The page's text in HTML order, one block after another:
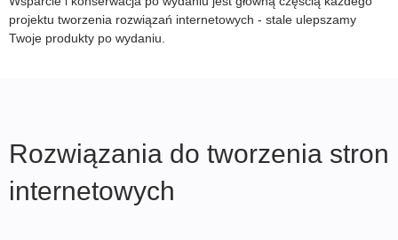
projektu tworzenia rozwiązań internetowych - stale ulepszamy
Twoje produkty po wydaniu.
Rozwiązania do tworzenia stron
internetowych